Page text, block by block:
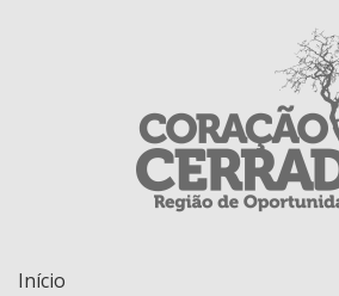
Início